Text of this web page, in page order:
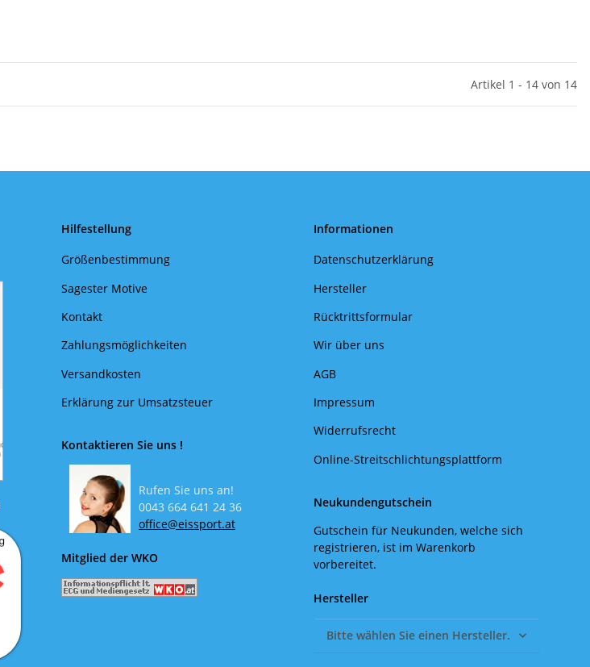
Artikel 1 - 14 von 14
Hilfestellung
Größenbestimmung
Sagester Motive
Kontakt
Zahlungsmöglichkeiten
Versandkosten
Erklärung zur Umsatzsteuer
Kontaktieren Sie uns !
Rufen Sie uns an!
0043 664 641 24 36
office@eissport.at
Mitglied der WKO
Informationen
Datenschutzerklärung
Hersteller
Rücktrittsformular
Wir über uns
AGB
Impressum
Widerrufsrecht
Online-Streitschlichtungsplattform
Neukundengutschein
Gutschein für Neukunden, welche sich
registrieren, ist im Warenkorb
vorbereitet.
Hersteller
Bitte wählen Sie einen Hersteller.